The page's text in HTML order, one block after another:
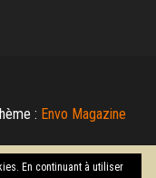
: Envo Magazine
En continuant à utiliser